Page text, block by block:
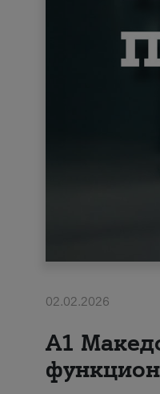
02.02.2026
А1